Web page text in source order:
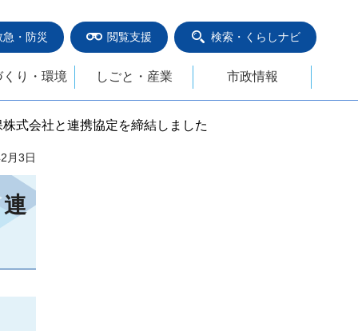
急・防災 閲覧支援 検索・くらしナビ
くり・環境 しごと・産業 市政情報
式会社と連携協定を締結しました
月3日